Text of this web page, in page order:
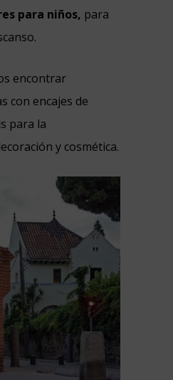
para niños, para
encontrar
con encajes de
para la
y cosmética.